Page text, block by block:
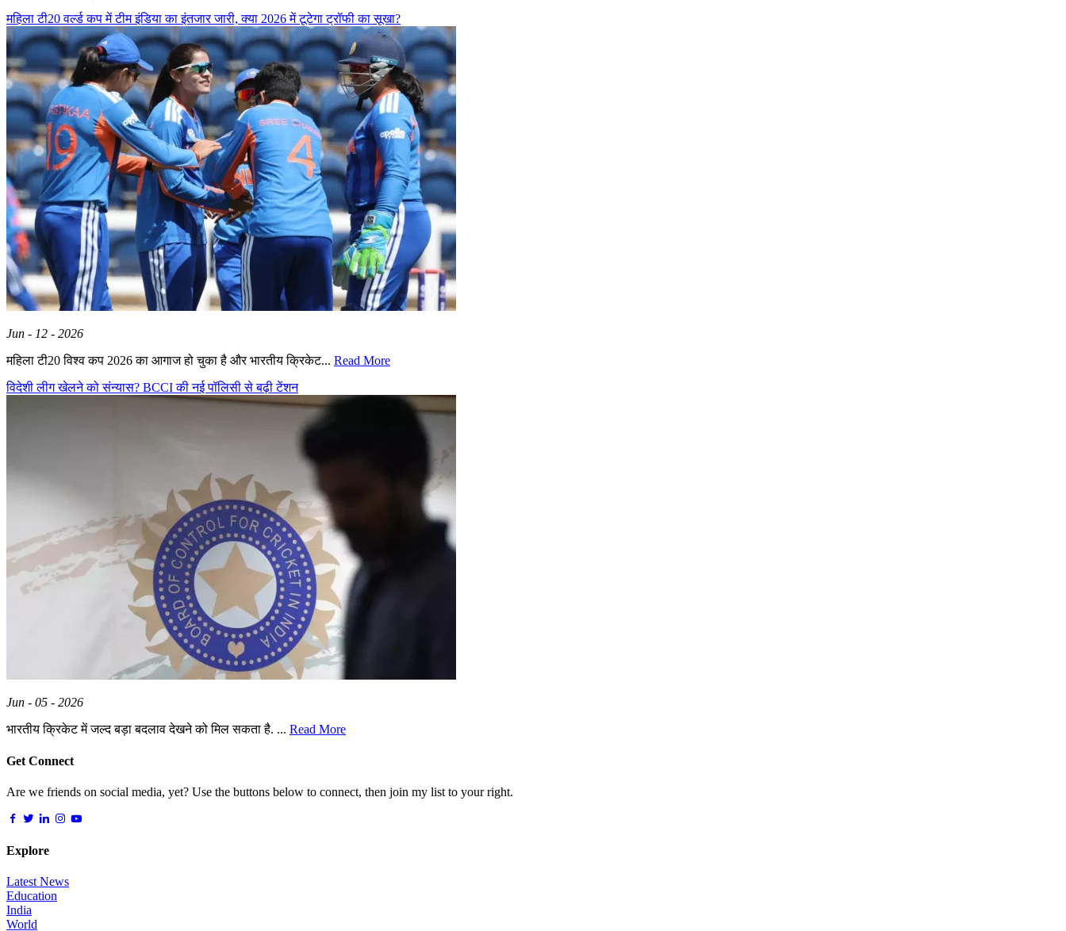
महिला टी20 वर्ल्ड कप में टीम इंडिया का इंतजार जारी, क्या 2026 में टूटेगा ट्रॉफी का सूखा?
Jun - 12 - 2026
महिला टी20 विश्व कप 2026 का आगाज हो चुका है और भारतीय क्रिकेट... Read More
विदेशी लीग खेलने को संन्यास? BCCI की नई पॉलिसी से बढ़ी टेंशन
Jun - 05 - 2026
भारतीय क्रिकेट में जल्द बड़ा बदलाव देखने को मिल सकता है. ... Read More
Get Connect
Are we friends on social media, yet? Use the buttons below to connect, then join my list to your right.
Explore
Latest News
Education
India
World